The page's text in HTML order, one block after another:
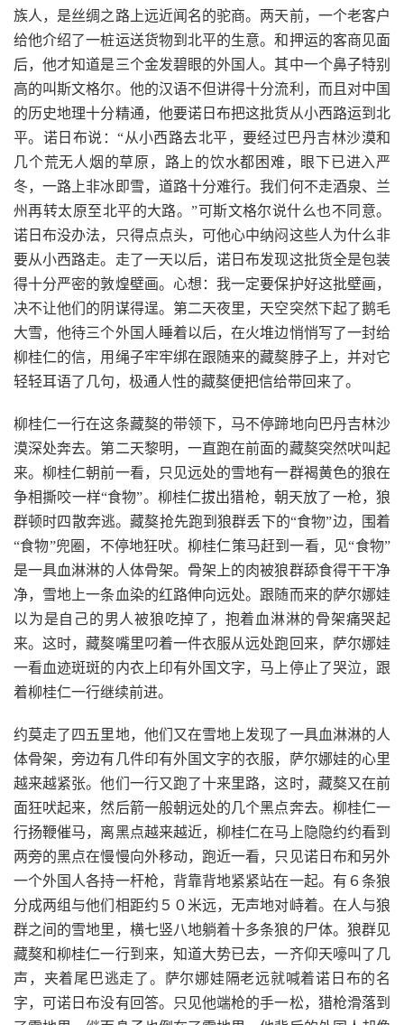
族人，是丝绸之路上远近闻名的驼商。两天前，一个老客户
给他介绍了一桩运送货物到北平的生意。和押运的客商见面
后，他才知道是三个金发碧眼的外国人。其中一个鼻子特别
高的叫斯文格尔。他的汉语不但讲得十分流利，而且对中国
的历史地理十分精通，他要诺日布把这批货从小西路运到北
平。诺日布说：“从小西路去北平，要经过巴丹吉林沙漠和
几个荒无人烟的草原，路上的饮水都困难，眼下已进入严
冬，一路上非冰即雪，道路十分难行。我们何不走酒泉、兰
州再转太原至北平的大路。”可斯文格尔说什么也不同意。
诺日布没办法，只得点点头，可他心中纳闷这些人为什么非
要从小西路走。走了一天以后，诺日布发现这批货全是包装
得十分严密的敦煌壁画。心想：我一定要保护好这批壁画，
决不让他们的阴谋得逞。第二天夜里，天空突然下起了鹅毛
大雪，他待三个外国人睡着以后，在火堆边悄悄写了一封给
柳桂仁的信，用绳子牢牢绑在跟随来的藏獒脖子上，并对它
轻轻耳语了几句，极通人性的藏獒便把信给带回来了。
柳桂仁一行在这条藏獒的带领下，马不停蹄地向巴丹吉林沙
漠深处奔去。第二天黎明，一直跑在前面的藏獒突然吠叫起
来。柳桂仁朝前一看，只见远处的雪地有一群褐黄色的狼在
争相撕咬一样“食物”。柳桂仁拔出猎枪，朝天放了一枪，狼
群顿时四散奔逃。藏獒抢先跑到狼群丢下的“食物”边，围着
“食物”兜圈，不停地狂吠。柳桂仁策马赶到一看，见“食物”
是一具血淋淋的人体骨架。骨架上的肉被狼群舔食得干干净
净，雪地上一条血染的红路伸向远处。跟随而来的萨尔娜娃
以为是自己的男人被狼吃掉了，抱着血淋淋的骨架痛哭起
来。这时，藏獒嘴里叼着一件衣服从远处跑回来，萨尔娜娃
一看血迹斑斑的内衣上印有外国文字，马上停止了哭泣，跟
着柳桂仁一行继续前进。
约莫走了四五里地，他们又在雪地上发现了一具血淋淋的人
体骨架，旁边有几件印有外国文字的衣服，萨尔娜娃的心里
越来越紧张。他们一行又跑了十来里路，这时，藏獒又在前
面狂吠起来，然后箭一般朝远处的几个黑点奔去。柳桂仁一
行扬鞭催马，离黑点越来越近，柳桂仁在马上隐隐约约看到
两旁的黑点在慢慢向外移动，跑近一看，只见诺日布和另外
一个外国人各持一杆枪，背靠背地紧紧站在一起。有６条狼
分成两组与他们相距约５０米远，无声地对峙着。在人与狼
群之间的雪地里，横七竖八地躺着十多条狼的尸体。狼群见
藏獒和柳桂仁一行到来，知道大势已去，一齐仰天嚎叫了几
声，夹着尾巴逃走了。萨尔娜娃隔老远就喊着诺日布的名
字，可诺日布没有回答。只见他端枪的手一松，猎枪滑落到